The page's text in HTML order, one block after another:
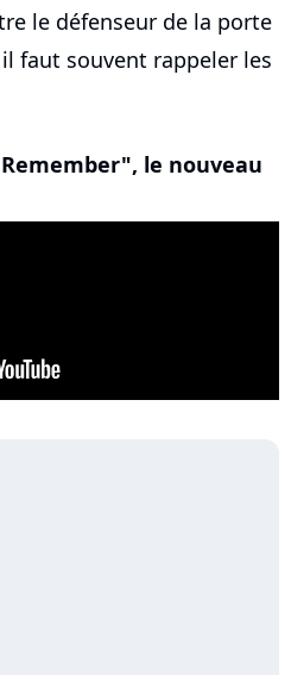
le défenseur de la porte
faut souvent rappeler les
le nouveau